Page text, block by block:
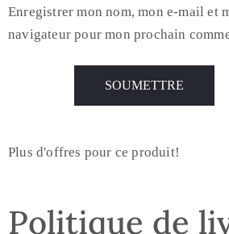
Enregistrer mon nom, mon e-mail et
navigateur pour mon prochain
Plus d'offres pour ce produit!
Politique de